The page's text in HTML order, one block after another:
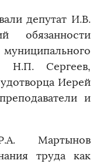
депутат И.В.
обязанности
Н.П. Сергеев,
Иерей
и
Мартынов
труда как